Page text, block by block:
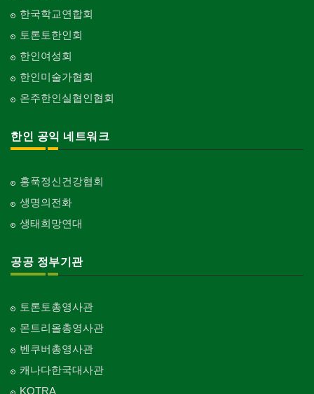
한국학교연합회
토론토한인회
한인여성회
한인미술가협회
온주한인실협인협회
한인 공익 네트워크
홍푹정신건강협회
생명의전화
생태희망연대
공공 정부기관
토론토총영사관
몬트리올총영사관
벤쿠버총영사관
캐나다한국대사관
KOTRA